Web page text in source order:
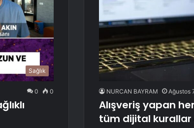
Sağlık
0 0 NURCAN BAYRAM Ağustos
Alışveriş yapan
tüm dijital kurallar